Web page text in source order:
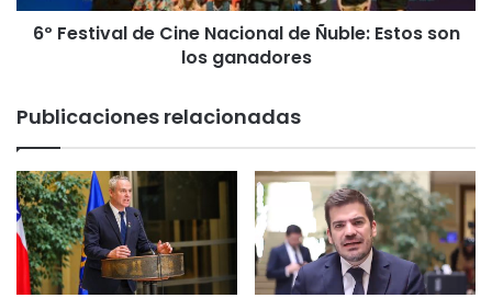
c
o
n
p
a
t
a
i
n
e
N
a
c
6º Festival de Cine Nacional de Ñuble: Estos son
los ganadores
Publicaciones relacionadas